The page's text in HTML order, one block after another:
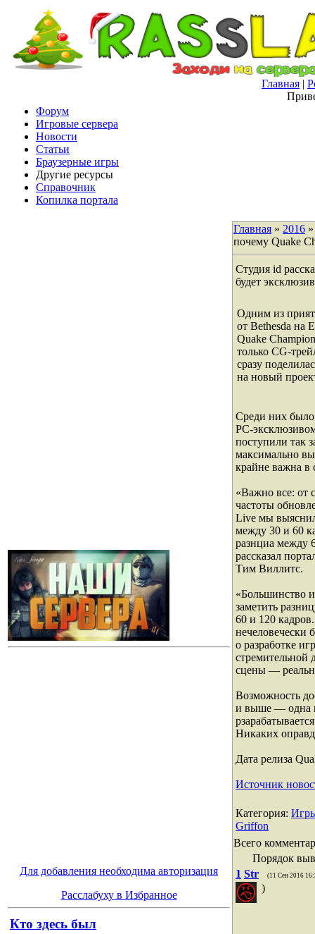
Главная |
Форум
Игровые сервера
Новости
Статьи
Браузерные игры
Другие ресурсы
Справочник
Копилка портала
Для добавления необходима авторизация
Расслабуху в Избранное
Кто здесь был
Главная » 2016 »
почему Quake
Студия id
будет
Одним из
от Bethesda на
Quake
только CG-
сразу
на новый
Среди них было
PC-
поступили так
максимально
крайне важна в
«Важно все: от
частоты
Live мы
между 30 и 60
разнциа между
рассказал
Тим Виллитс.
«Большинство
заметить
60 и 120
нечеловечески
о разработке
стремительной
сцены —
Возможность
и выше — одна
Никаких
Дата релиза
Источник
Категория:
Griffon
Всего
Порядок
1 Str (11 Сен 2016
)